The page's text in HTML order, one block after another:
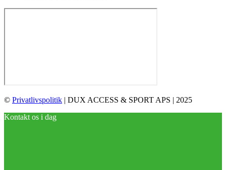
© Privatlivspolitik | DUX ACCESS & SPORT APS | 2025
Kontakt os i dag